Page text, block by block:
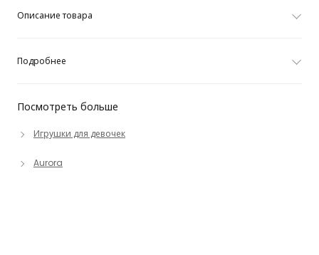
Посмотреть больше
Игрушки для девочек
Aurora
Описание товара
Подробнее